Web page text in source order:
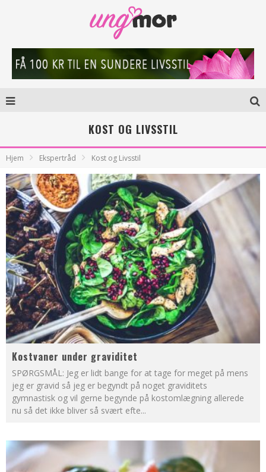
KOST OG LIVSSTIL
Hjem Ekspertråd Kost og Livsstil
Kostvaner under graviditet
SPØRGSMÅL: Jeg er lidt bange for at tage for meget på mens
jeg er gravid så jeg er begyndt på noget graviditets
gymnastisk og vil gerne begynde på kostomlægning allerede
nu så det ikke bliver så svært efte...